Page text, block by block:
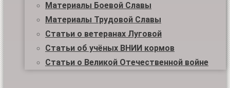
Материалы Боевой Славы
Материалы Трудовой Славы
Статьи о ветеранах Луговой
Статьи об учёных ВНИИ кормов
Статьи о Великой Отечественной войне